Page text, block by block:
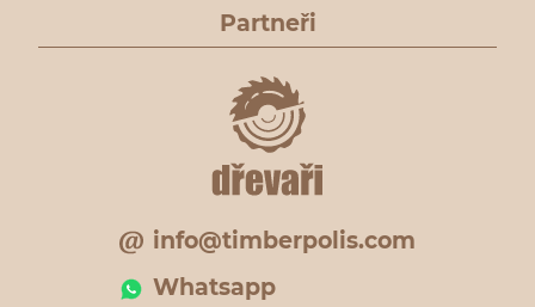
Partneři
info@timberpolis.com
Whatsapp